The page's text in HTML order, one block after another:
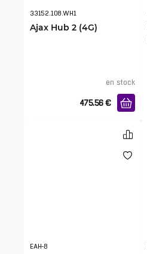
33152.108.WH1
Ajax Hub 2 (4G)
en stock
475.56 €
EAH-8